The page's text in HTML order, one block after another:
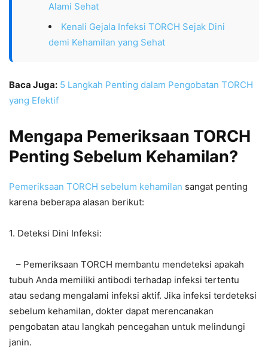
Alami Sehat
Kenali Gejala Infeksi TORCH Sejak Dini
demi Kehamilan yang Sehat
Baca Juga: 5 Langkah Penting dalam Pengobatan TORCH
yang Efektif
Mengapa Pemeriksaan TORCH
Penting Sebelum Kehamilan?
Pemeriksaan TORCH sebelum kehamilan sangat penting
karena beberapa alasan berikut:
1. Deteksi Dini Infeksi:
– Pemeriksaan TORCH membantu mendeteksi apakah
tubuh Anda memiliki antibodi terhadap infeksi tertentu
atau sedang mengalami infeksi aktif. Jika infeksi terdeteksi
sebelum kehamilan, dokter dapat merencanakan
pengobatan atau langkah pencegahan untuk melindungi
janin.